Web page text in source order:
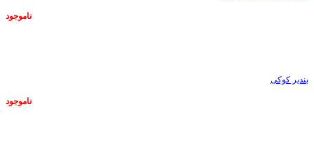
ناموجود
بندیر کوکی
ناموجود